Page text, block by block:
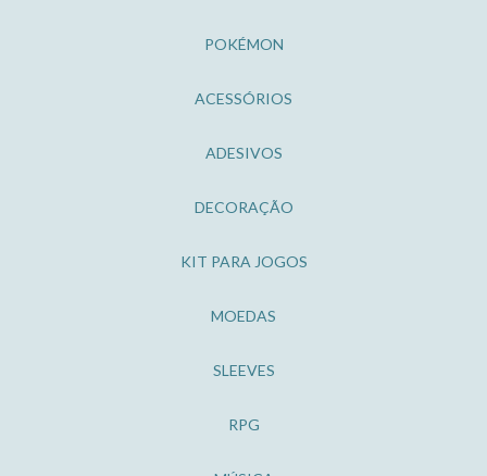
POKÉMON
ACESSÓRIOS
ADESIVOS
DECORAÇÃO
KIT PARA JOGOS
MOEDAS
SLEEVES
RPG